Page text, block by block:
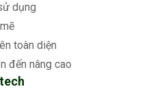
dụng
toàn diện
đến nâng cao